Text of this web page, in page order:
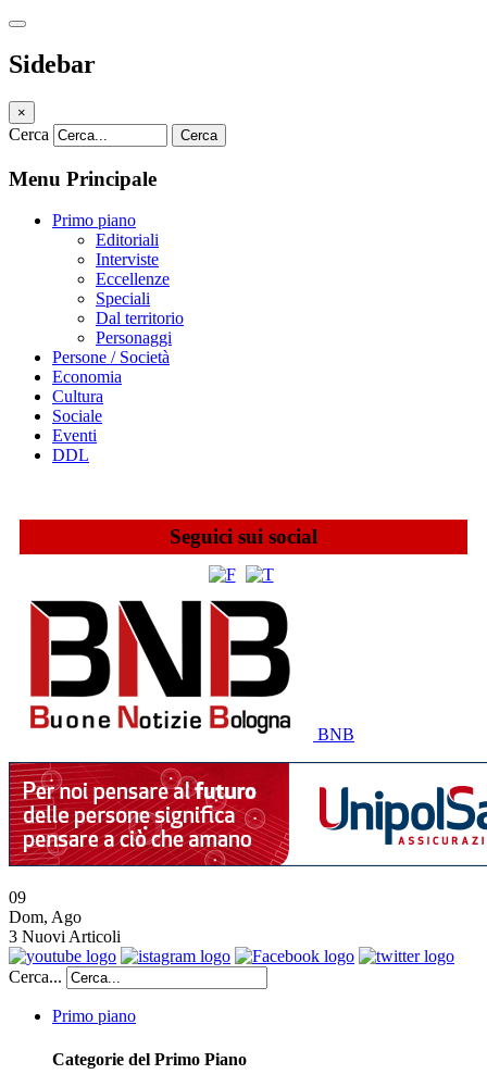
Sidebar
×
Cerca Cerca
Menu Principale
Primo piano
Editoriali
Interviste
Eccellenze
Speciali
Dal territorio
Personaggi
Persone / Società
Economia
Cultura
Sociale
Eventi
DDL
Seguici sui social
BNB
09
Dom, Ago
3 Nuovi Articoli
Cerca...
Primo piano
Categorie del Primo Piano